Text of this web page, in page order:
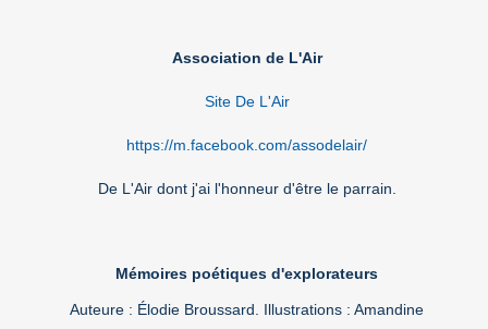
Association de L'Air
Site De L'Air
https://m.facebook.com/assodelair/
De L'Air dont j'ai l'honneur d'être le parrain.
Mémoires poétiques d'explorateurs
Auteure : Élodie Broussard. Illustrations : Amandine